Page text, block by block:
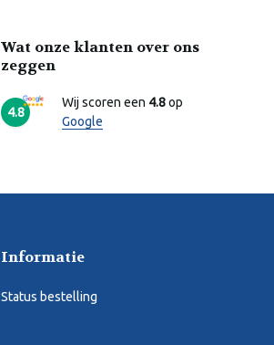
Wat onze klanten over ons
zeggen
4.8
Wij scoren een 4.8op
Google
Informatie
Status bestelling